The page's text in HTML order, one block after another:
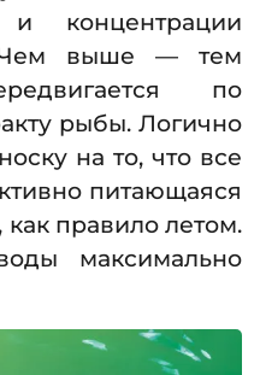
концентрации
Чем выше — тем
по
рыбы. Логично
на то, что все
питающаяся
правило летом.
максимально